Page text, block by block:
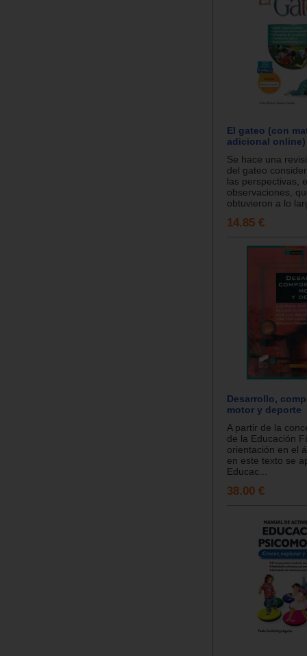
El gateo (con
adicional online)
Se hace una
del gateo
las perspectivas,
observaciones,
obtuvieron a lo
14.85 €
Desarrollo,
motor y deporte
A partir de la
de la Educación
orientación en el
en este texto se
Educac...
38.00 €